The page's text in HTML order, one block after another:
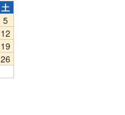
土
5
12
19
26